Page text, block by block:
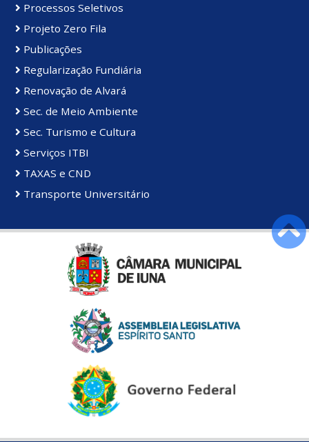
Processos Seletivos
Projeto Zero Fila
Publicações
Regularização Fundiária
Renovação de Alvará
Sec. de Meio Ambiente
Sec. Turismo e Cultura
Serviços ITBI
TAXAS e CND
Transporte Universitário